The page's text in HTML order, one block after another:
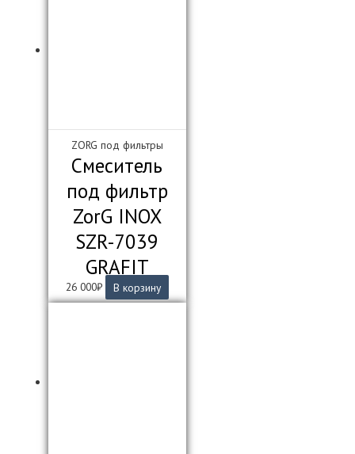
ZORG под фильтры
Смеситель
под фильтр
ZorG INOX
SZR-7039
GRAFIT
26 000₽ В корзину